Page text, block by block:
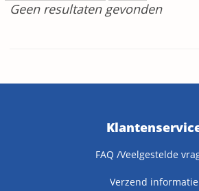
Geen resultaten gevonden
FAQ /Veelgestelde
Verzend informatie